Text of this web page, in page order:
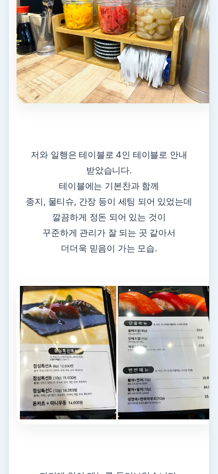
저와 일행은 테이블로 4인 테이블로 안내
받았습니다.
테이블에는 기본찬과 함께
종지, 물티슈, 간장 등이 세팅 되어 있었는데
깔끔하게 정돈 되어 있는 것이
꾸준하게 관리가 잘 되는 곳 같아서
더더욱 믿음이 가는 모습.